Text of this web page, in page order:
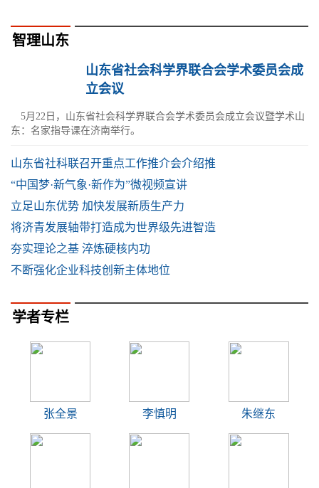
智理山东
山东省社会科学界联合会学术委员会成
立会议
5月22日，山东省社会科学界联合会学术委员会成立会议暨学术山
东：名家指导课在济南举行。
山东省社科联召开重点工作推介会介绍推
“中国梦·新气象·新作为”微视频宣讲
立足山东优势 加快发展新质生产力
将济青发展轴带打造成为世界级先进智造
夯实理论之基 淬炼硬核内功
不断强化企业科技创新主体地位
学者专栏
张全景 李慎明 朱继东